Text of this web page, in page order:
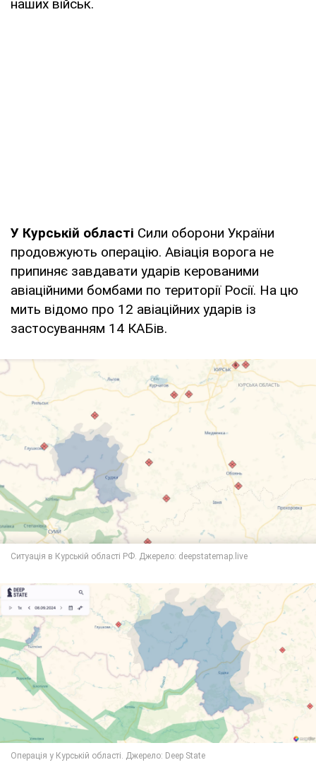
наших військ.
У Курській області Сили оборони України
продовжують операцію. Авіація ворога не
припиняє завдавати ударів керованими
авіаційними бомбами по території Росії. На цю
мить відомо про 12 авіаційних ударів із
застосуванням 14 КАБів.